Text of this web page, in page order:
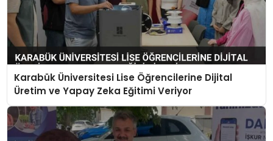
Karabük Üniversitesi Lise Öğrencilerine Dijital
Üretim ve Yapay Zeka Eğitimi Veriyor